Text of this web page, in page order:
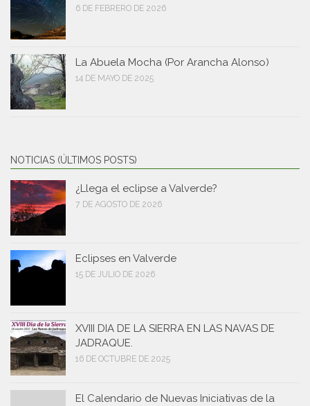
6 DE FEBRERO DE 2026
La Abuela Mocha (Por Arancha Alonso)
14 DE MAYO DE 2025
NOTICIAS (ÚLTIMOS POSTS)
¿Llega el eclipse a Valverde?
7 DE AGOSTO DE 2026
Eclipses en Valverde
15 DE JULIO DE 2026
XVIII DIA DE LA SIERRA EN LAS NAVAS DE
JADRAQUE.
16 DE OCTUBRE DE 2025
El Calendario de Nuevas Iniciativas de la